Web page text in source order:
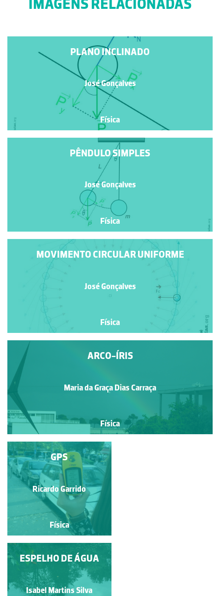
PLANO INCLINADO
José Gonçalves
Física
PÊNDULO SIMPLES
José Gonçalves
Física
MOVIMENTO CIRCULAR UNIFORME
José Gonçalves
Física
ARCO-ÍRIS
Maria da Graça Dias Carraça
Física
NUVENS
Maria da Graça Dias Carraça
Física
GPS
Ricardo Garrido
Física
SOMBRAS
Isabel Martins Silva
ESPELHO DE ÁGUA
Isabel Martins Silva